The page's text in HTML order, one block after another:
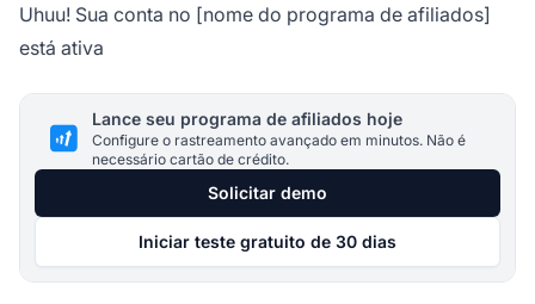
Uhuu! Sua conta no [nome do programa de afiliados]
está ativa
Lance seu programa de afiliados hoje
Configure o rastreamento avançado em minutos. Não é
necessário cartão de crédito.
Solicitar demo
Iniciar teste gratuito de 30 dias